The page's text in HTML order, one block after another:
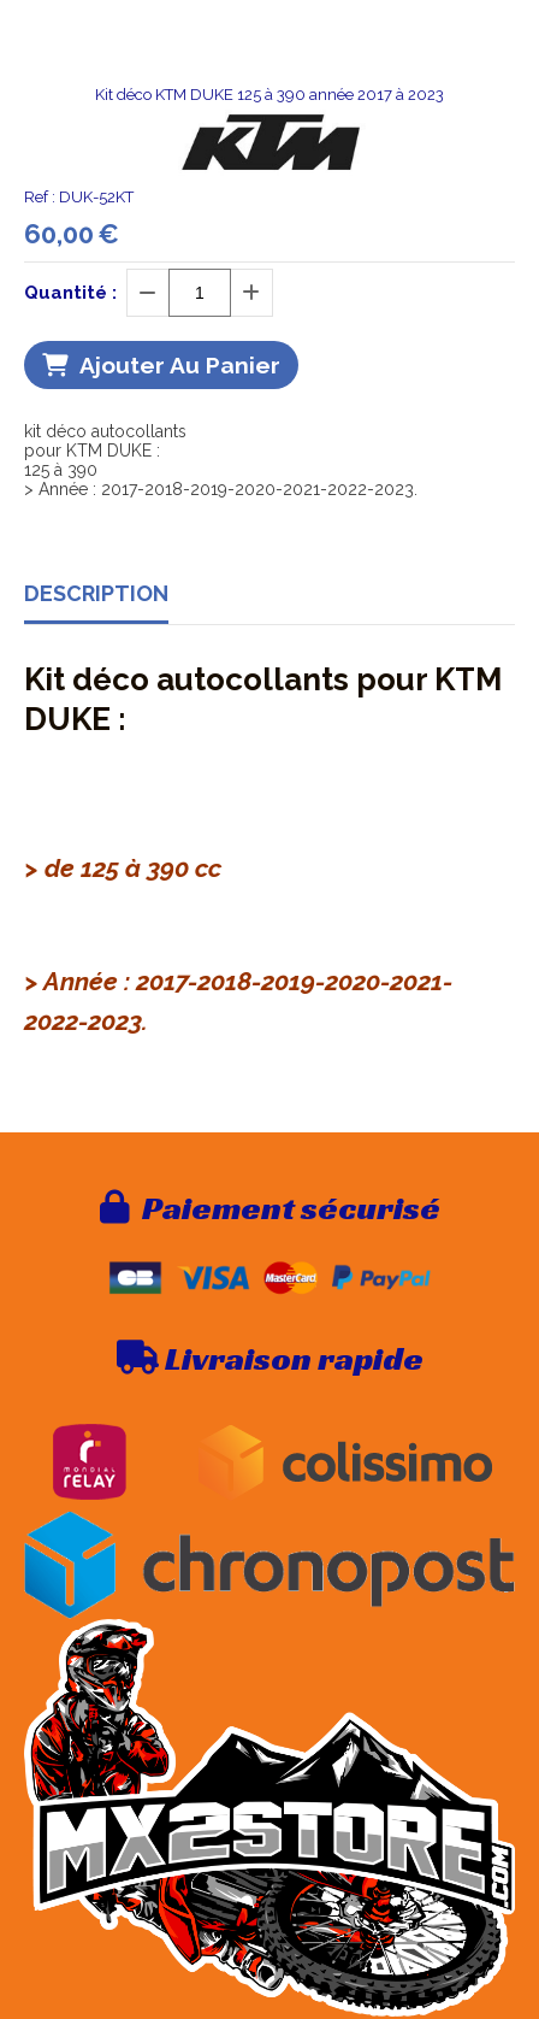
Kit déco KTM DUKE 125 à 390 année 2017 à 2023
Ref : DUK-52KT
60,00€
Quantité :
Ajouter Au Panier
kit déco autocollants
pour KTM DUKE :
125 à 390
> Année : 2017-2018-2019-2020-2021-2022-2023.
DESCRIPTION
Kit déco autocollants pour KTM
DUKE :
> de 125 à 390 cc
> Année : 2017-2018-2019-2020-2021-
2022-2023.
Paiement sécurisé
Livraison rapide